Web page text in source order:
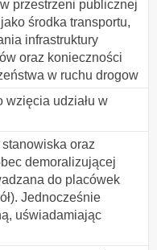
przestrzeni publicznej
środka transportu,
infrastruktury
oraz konieczności
w ruchu drogow
wzięcia udziału w
oraz
demoralizującej
do placówek
Jednocześnie
uświadamiając